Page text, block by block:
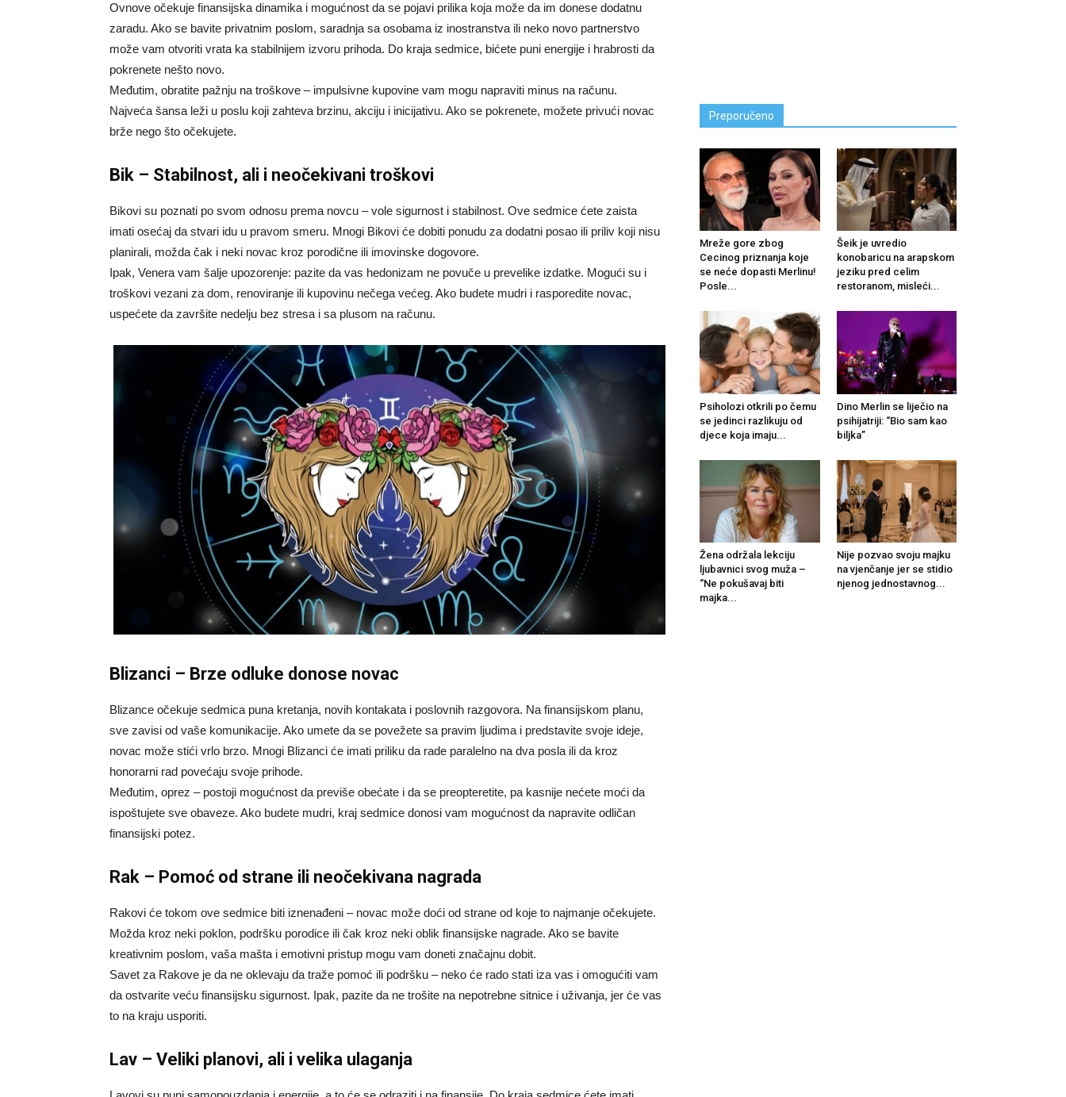
Ovnove očekuje finansijska dinamika i mogućnost da se pojavi prilika koja može da im donese dodatnu
zaradu. Ako se bavite privatnim poslom, saradnja sa osobama iz inostranstva ili neko novo partnerstvo
može vam otvoriti vrata ka stabilnijem izvoru prihoda. Do kraja sedmice, bićete puni energije i hrabrosti da
pokrenete nešto novo.
Međutim, obratite pažnju na troškove – impulsivne kupovine vam mogu napraviti minus na računu.
Najveća šansa leži u poslu koji zahteva brzinu, akciju i inicijativu. Ako se pokrenete, možete privući novac
brže nego što očekujete.
Bik – Stabilnost, ali i neočekivani troškovi
Bikovi su poznati po svom odnosu prema novcu – vole sigurnost i stabilnost. Ove sedmice ćete zaista
imati osećaj da stvari idu u pravom smeru. Mnogi Bikovi će dobiti ponudu za dodatni posao ili priliv koji nisu
planirali, možda čak i neki novac kroz porodične ili imovinske dogovore.
Ipak, Venera vam šalje upozorenje: pazite da vas hedonizam ne povuče u prevelike izdatke. Mogući su i
troškovi vezani za dom, renoviranje ili kupovinu nečega većeg. Ako budete mudri i rasporedite novac,
uspećete da završite nedelju bez stresa i sa plusom na računu.
Blizanci – Brze odluke donose novac
Blizance očekuje sedmica puna kretanja, novih kontakata i poslovnih razgovora. Na finansijskom planu,
sve zavisi od vaše komunikacije. Ako umete da se povežete sa pravim ljudima i predstavite svoje ideje,
novac može stići vrlo brzo. Mnogi Blizanci će imati priliku da rade paralelno na dva posla ili da kroz
honorarni rad povećaju svoje prihode.
Međutim, oprez – postoji mogućnost da previše obećate i da se preopteretite, pa kasnije nećete moći da
ispoštujete sve obaveze. Ako budete mudri, kraj sedmice donosi vam mogućnost da napravite odličan
finansijski potez.
Rak – Pomoć od strane ili neočekivana nagrada
Rakovi će tokom ove sedmice biti iznenađeni – novac može doći od strane od koje to najmanje očekujete.
Možda kroz neki poklon, podršku porodice ili čak kroz neki oblik finansijske nagrade. Ako se bavite
kreativnim poslom, vaša mašta i emotivni pristup mogu vam doneti značajnu dobit.
Savet za Rakove je da ne oklevaju da traže pomoć ili podršku – neko će rado stati iza vas i omogućiti vam
da ostvarite veću finansijsku sigurnost. Ipak, pazite da ne trošite na nepotrebne sitnice i uživanja, jer će vas
to na kraju usporiti.
Lav – Veliki planovi, ali i velika ulaganja
Preporučeno
Mreže gore zbog
Cecinog priznanja koje
se neće dopasti Merlinu!
Posle...
Šeik je uvredio
konobaricu na arapskom
jeziku pred celim
restoranom, misleći...
Psiholozi otkrili po čemu
se jedinci razlikuju od
djece koja imaju...
Dino Merlin se liječio na
psihijatriji: “Bio sam kao
biljka”
Žena održala lekciju
ljubavnici svog muža –
“Ne pokušavaj biti
majka...
Nije pozvao svoju majku
na vjenčanje jer se stidio
njenog jednostavnog...